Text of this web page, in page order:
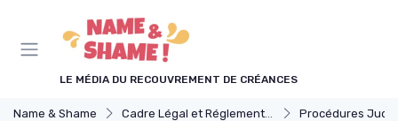
LE MÉDIA DU RECOUVREMENT DE CRÉANCES
Name & Shame Cadre Légal et Réglementaire Procédures Judiciaires et